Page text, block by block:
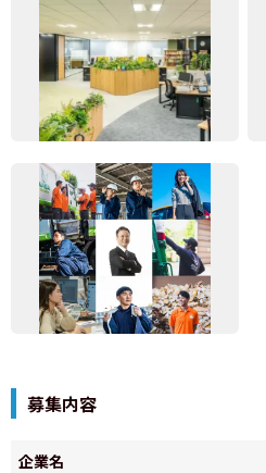
募集内容
企業名